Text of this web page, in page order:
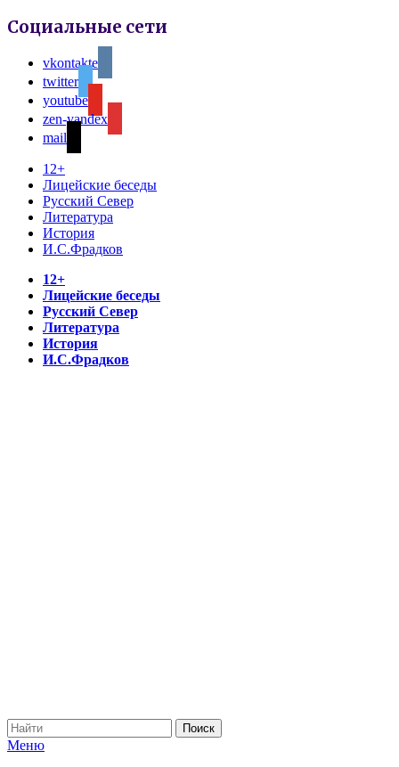
Социальные сети
vkontakte
twitter
youtube
zen-yandex
mail
12+
Лицейские беседы
Русский Север
Литература
История
И.С.Фрадков
12+
Лицейские беседы
Русский Север
Литература
История
И.С.Фрадков
Меню